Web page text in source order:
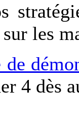
les
4 dès